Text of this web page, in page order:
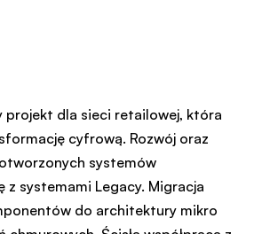
projekt dla sieci retailowej, która
cyfrową. Rozwój oraz
systemów
z systemami Legacy. Migracja
do architektury mikro